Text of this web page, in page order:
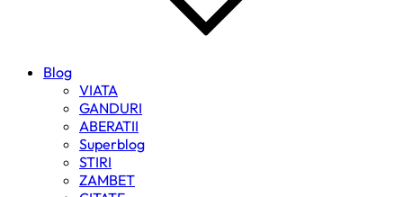
Blog
VIATA
GANDURI
ABERATII
Superblog
STIRI
ZAMBET